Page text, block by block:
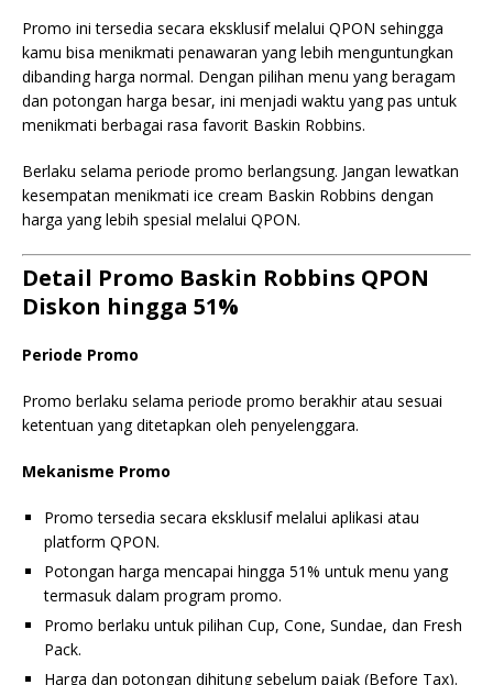
Promo ini tersedia secara eksklusif melalui QPON sehingga
kamu bisa menikmati penawaran yang lebih menguntungkan
dibanding harga normal. Dengan pilihan menu yang beragam
dan potongan harga besar, ini menjadi waktu yang pas untuk
menikmati berbagai rasa favorit Baskin Robbins.
Berlaku selama periode promo berlangsung. Jangan lewatkan
kesempatan menikmati ice cream Baskin Robbins dengan
harga yang lebih spesial melalui QPON.
Detail Promo Baskin Robbins QPON
Diskon hingga 51%
Periode Promo
Promo berlaku selama periode promo berakhir atau sesuai
ketentuan yang ditetapkan oleh penyelenggara.
Mekanisme Promo
Promo tersedia secara eksklusif melalui aplikasi atau
platform QPON.
Potongan harga mencapai hingga 51% untuk menu yang
termasuk dalam program promo.
Promo berlaku untuk pilihan Cup, Cone, Sundae, dan Fresh
Pack.
Harga dan potongan dihitung sebelum pajak (Before Tax).